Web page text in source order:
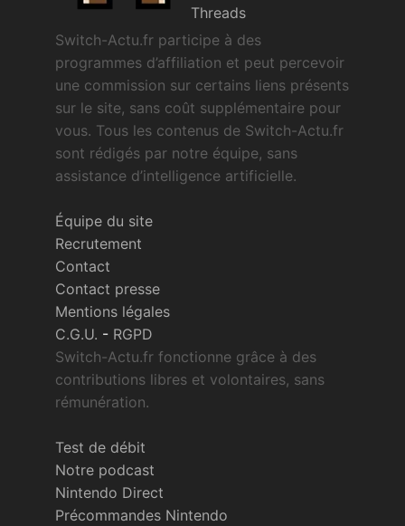
Threads
Switch-Actu.fr participe à des
programmes d’affiliation et peut percevoir
une commission sur certains liens présents
sur le site, sans coût supplémentaire pour
vous. Tous les contenus de Switch-Actu.fr
sont rédigés par notre équipe, sans
assistance d’intelligence artificielle.
Équipe du site
Recrutement
Contact
Contact presse
Mentions légales
C.G.U. - RGPD
Switch-Actu.fr fonctionne grâce à des
contributions libres et volontaires, sans
rémunération.
Test de débit
Notre podcast
Nintendo Direct
Précommandes Nintendo